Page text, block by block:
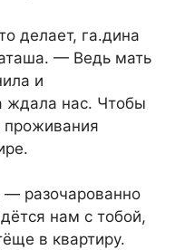
делает, га.дина
— Ведь мать
и
ждала нас. Чтобы
разочарованно
нам с тобой,
в квартиру.